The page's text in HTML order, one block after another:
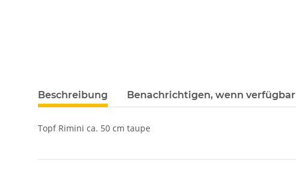
Beschreibung Benachrichtigen, wenn verfügbar
Topf Rimini ca. 50 cm taupe